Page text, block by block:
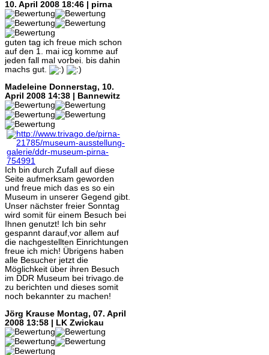
10. April 2008 18:46 | pirna
guten tag ich freue mich schon
auf den 1. mai icg komme auf
jeden fall mal vorbei. bis dahin
machs gut.
Madeleine Donnerstag, 10.
April 2008 14:38 | Bannewitz
Ich bin durch Zufall auf diese
Seite aufmerksam geworden
und freue mich das es so ein
Museum in unserer Gegend gibt.
Unser nächster freier Sonntag
wird somit für einem Besuch bei
Ihnen genutzt! Ich bin sehr
gespannt darauf,vor allem auf
die nachgestellten Einrichtungen
freue ich mich! Übrigens haben
alle Besucher jetzt die
Möglichkeit über ihren Besuch
im DDR Museum bei trivago.de
zu berichten und dieses somit
noch bekannter zu machen!
Jörg Krause Montag, 07. April
2008 13:58 | LK Zwickau